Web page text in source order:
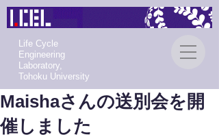
Life Cycle
Engineering
Laboratory,
Tohoku University
Maishaさんの送別会を開
催しました